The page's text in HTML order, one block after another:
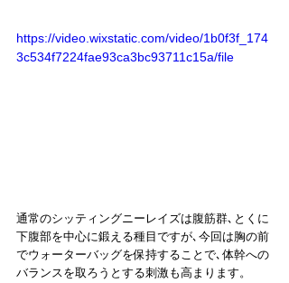
https://video.wixstatic.com/video/1b0f3f_174
3c534f7224fae93ca3bc93711c15a/file
通常のシッティングニーレイズは腹筋群､とくに
下腹部を中心に鍛える種目ですが､今回は胸の前
でウォーターバッグを保持することで､体幹への
バランスを取ろうとする刺激も高まります。